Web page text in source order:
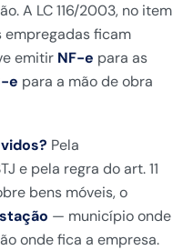
A LC 116/2003, no item
empregadas ficam
emitir NF-e para as
e para a mão de obra
Pela
e pela regra do art. 11
bens móveis, o
— município onde
onde fica a empresa.